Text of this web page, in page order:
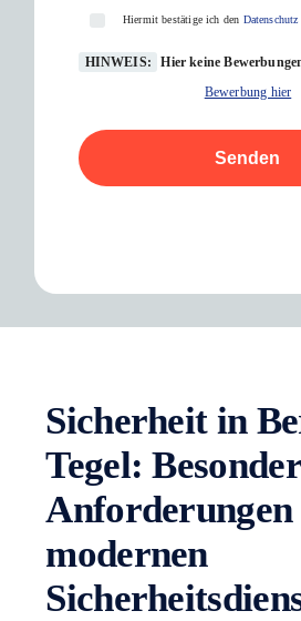
Hiermit bestätige ich den Datenschutz
HINWEIS:
Hier keine
Bewerbung hier
Senden
Sicherheit in
Tegel:
Anforderungen
modernen